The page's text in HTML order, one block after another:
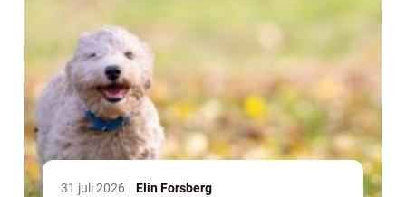
31 juli 2026 Elin Forsberg